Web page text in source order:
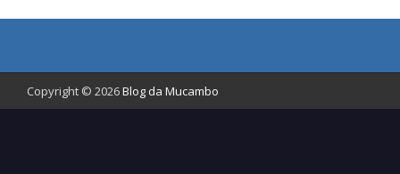
Copyright © 2026Blog da Mucambo